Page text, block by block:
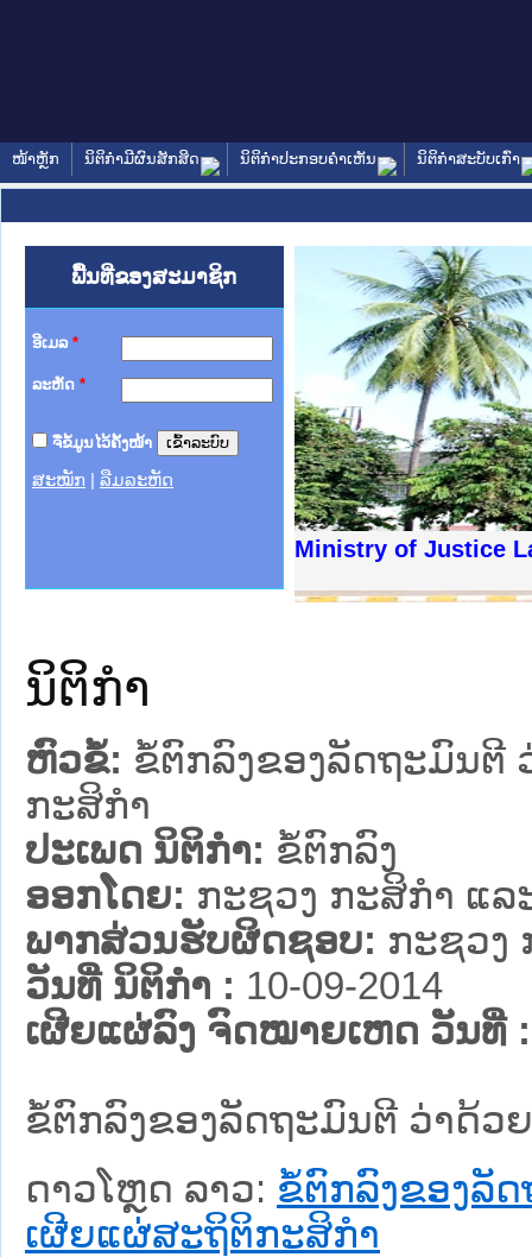
ໜ້າຫຼັກ ນິຕິກໍາມີຜົນສັກສິດ ນິຕິກໍາປະກອບຄໍາເຫັນ ນິຕິກໍາສະບັບເກົ່າ
ພື້ນທີ່ຂອງສະມາຊິກ
ອີເມລ *
ລະຫັດ *
ຈື່ຂໍ້ມູນໄວ້ຄັ້ງໜ້າ
ສະໝັກ ລືມລະຫັດ
Ministry of Justice
ຊາຊົນ ພາກເໜືອ
ການ
ກາງ
ກໃຕ້
ນຕຳຫຼວດປະຊາຊົນ
ສັນຕິບານປະຊາຊົນ
ກເໜືອ
ຊາຊົນ ພາກກາງ
ນິຕິກໍາ
ຫົວຂໍ້: ຂໍ້ຕົກລົງຂອງລັດຖະມົນຕີ
ກະສິກໍາ
ປະເພດ ນິຕິກໍາ: ຂໍ້ຕົກລົງ
ອອກໂດຍ: ກະຊວງ ກະສິກຳ ແລ
ພາກສ່ວນຮັບຜິດຊອບ: ກະຊວງ
ວັນທີ່ ນິຕິກໍາ : 10-09-2014
ເຜີຍແຜ່ລົງ ຈົດໝາຍເຫດ ວັນທີ່ :
ຂໍ້ຕົກລົງຂອງລັດຖະມົນຕີ ວ່າດ້
ດາວໂຫຼດ ລາວ: ຂໍ້ຕົກລົງຂອງລັ
ເຜີຍແຜ່ສະຖິຕິກະສິກໍາ